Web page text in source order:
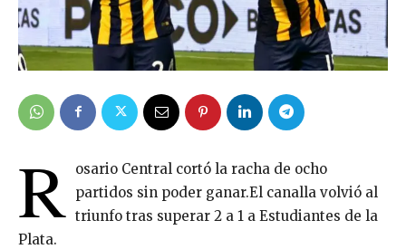
R osario Central cortó la racha de ocho
partidos sin poder ganar.El canalla volvió al
triunfo tras superar 2 a 1 a Estudiantes de la
Plata.